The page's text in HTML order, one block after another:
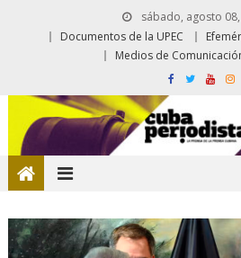
sábado, agosto
Documentos de la UPEC
Medios de